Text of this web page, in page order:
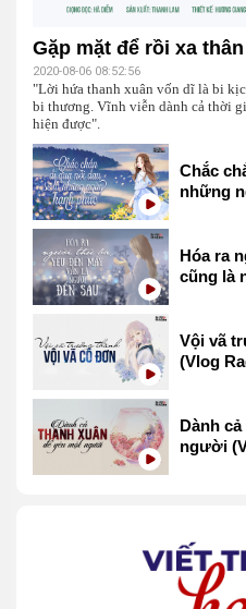
Gặp mặt để rồi xa
2020-08-06 08:52:56
"Lời hứa thanh xuân vốn dĩ là bi
bi thương. Vĩnh viễn dành cả thời
hiện được".
Chắc
những
Hóa ra
cũng là
Vội vã
(Vlog
Dành
người